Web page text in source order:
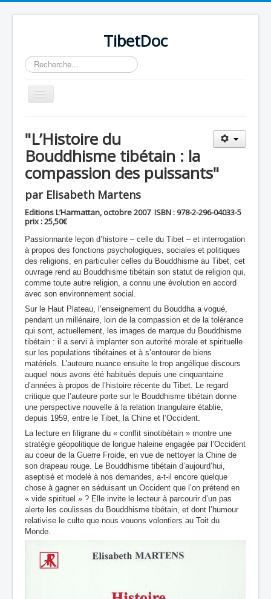
TibetDoc
Rechercher
Basculer
la
"L’Histoire du
Bouddhisme tibétain : la
compassion des puissants"
par Elisabeth Martens
Editions L’Harmattan, octobre 2007 ISBN : 978-2-296-04033-5
prix : 25,50€
Passionnante leçon d’histoire – celle du Tibet – et interrogation
à propos des fonctions psychologiques, sociales et politiques
des religions, en particulier celles du Bouddhisme au Tibet, cet
ouvrage rend au Bouddhisme tibétain son statut de religion qui,
comme toute autre religion, a connu une évolution en accord
avec son environnement social.
Sur le Haut Plateau, l’enseignement du Bouddha a vogué,
pendant un millénaire, loin de la compassion et de la tolérance
qui sont, actuellement, les images de marque du Bouddhisme
tibétain : il a servi à implanter son autorité morale et spirituelle
sur les populations tibétaines et à s’entourer de biens
matériels. L’auteure nuance ensuite le trop angélique discours
auquel nous avons été habitués depuis une cinquantaine
d’années à propos de l’histoire récente du Tibet. Le regard
critique que l’auteure porte sur le Bouddhisme tibétain donne
une perspective nouvelle à la relation triangulaire établie,
depuis 1959, entre le Tibet, la Chine et l’Occident.
La lecture en filigrane du « conflit sinotibétain » montre une
stratégie géopolitique de longue haleine engagée par l’Occident
au coeur de la Guerre Froide, en vue de nettoyer la Chine de
son drapeau rouge. Le Bouddhisme tibétain d’aujourd’hui,
aseptisé et modelé à nos demandes, a-t-il encore quelque
chose à gagner en séduisant un Occident que l’on prétend en
« vide spirituel » ? Elle invite le lecteur à parcourir d’un pas
alerte les coulisses du Bouddhisme tibétain, et dont l’humour
relativise le culte que nous vouons volontiers au Toit du
Monde.